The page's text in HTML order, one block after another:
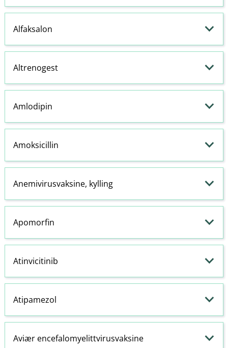
Alfaksalon
Altrenogest
Amlodipin
Amoksicillin
Anemivirusvaksine, kylling
Apomorfin
Atinvicitinib
Atipamezol
Aviær encefalomyelittvirusvaksine